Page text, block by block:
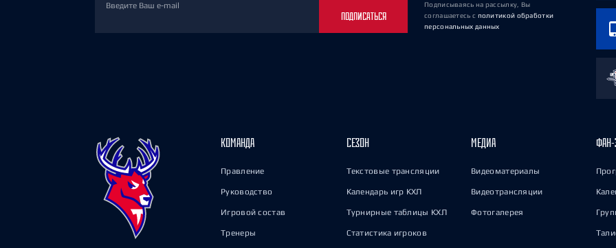
Введите Ваш e-mail
ПОДПИСАТЬСЯ
Подписываясь на рассылку, Вы
соглашаетесь с политикой обработки
персональных данных
КОМАНДА
Правление
Руководство
Игровой состав
Тренеры
СЕЗОН
Текстовые трансляции
Календарь игр КХЛ
Турнирные таблицы КХЛ
Статистика игроков
МЕДИА
Видеоматериалы
Видеотрансляции
Фотогалерея
ФАН-